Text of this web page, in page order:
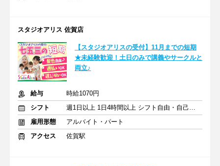
スタジオアリス 佐賀店
【スタジオアリスの受付】11月までの短期
★未経験歓迎！土日のみで講義やサークルと
両立♪
給与
時給1070円
シフト
週1日以上 1日4時間以上 シフト自由・自己申告
雇用形態
アルバイト・パート
アクセス
佐賀駅